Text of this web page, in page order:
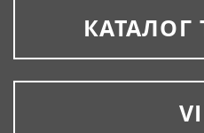
КАТАЛОГ